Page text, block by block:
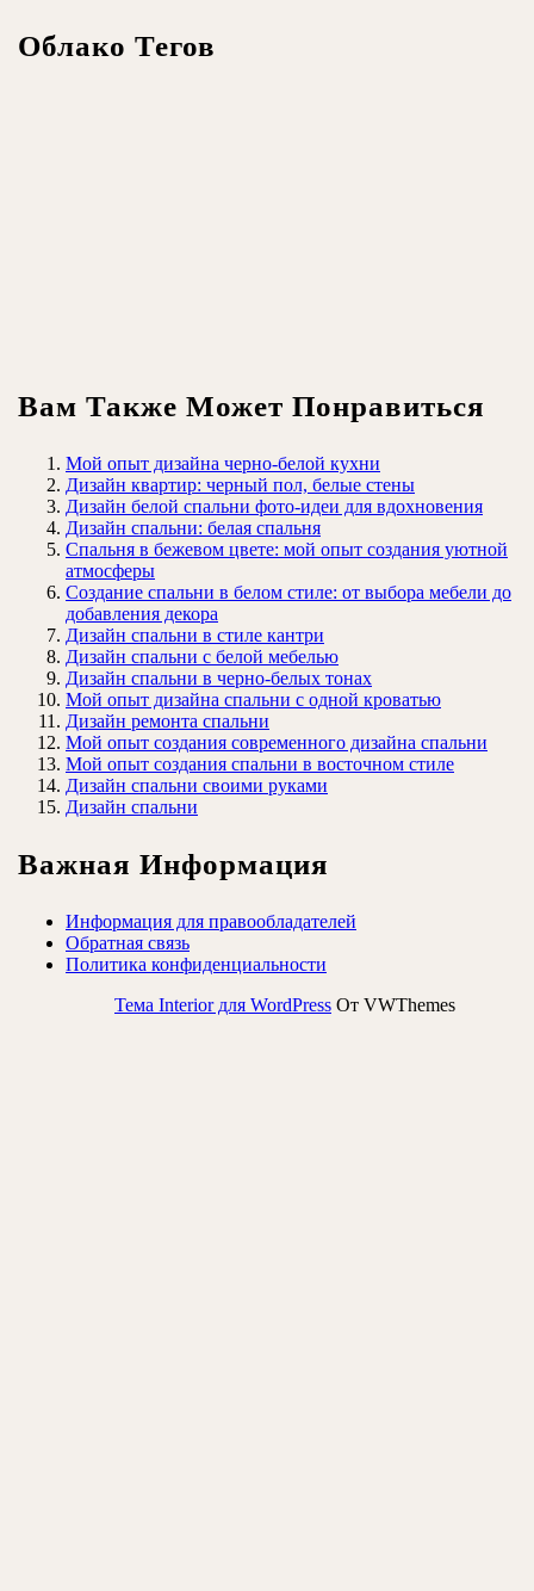
Облако Тегов
Вам Также Может Понравиться
Мой опыт дизайна черно-белой кухни
Дизайн квартир: черный пол, белые стены
Дизайн белой спальни фото-идеи для вдохновения
Дизайн спальни: белая спальня
Спальня в бежевом цвете: мой опыт создания уютной
атмосферы
Создание спальни в белом стиле: от выбора мебели до
добавления декора
Дизайн спальни в стиле кантри
Дизайн спальни с белой мебелью
Дизайн спальни в черно-белых тонах
Мой опыт дизайна спальни с одной кроватью
Дизайн ремонта спальни
Мой опыт создания современного дизайна спальни
Мой опыт создания спальни в восточном стиле
Дизайн спальни своими руками
Дизайн спальни
Важная Информация
Информация для правообладателей
Обратная связь
Политика конфиденциальности
Тема Interior для WordPress От VWThemes